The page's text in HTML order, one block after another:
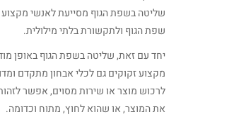
שליטה בשפת הגוף מסייעת לאנשי מקצוע
שפת הגוף ולתקשורת בלתי מילולית.
יחד עם זאת, שליטה בשפת הגוף באופן
מקצוע זקוקים גם לכלי אבחון מתקדם
לרכוש מוצר או שירות מסוים, אפשר
את המוצר, או שהוא לחוץ, מתוח וכדומה.